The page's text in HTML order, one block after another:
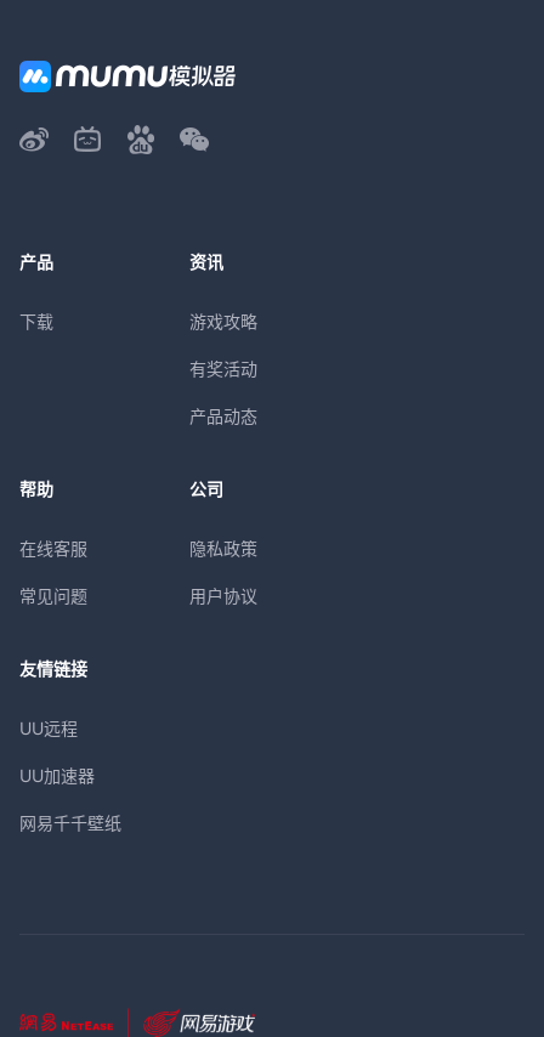
产品
下载
资讯
游戏攻略
有奖活动
产品动态
帮助
在线客服
常见问题
公司
隐私政策
用户协议
友情链接
UU远程
UU加速器
网易千千壁纸